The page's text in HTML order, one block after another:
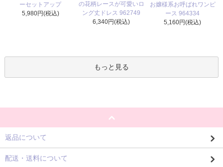
ーセットアップ
5,980円(税込)
の花柄レースが可愛いロ
ング丈ドレス 962749
6,340円(税込)
お嬢様系お呼ばれワンピ
ース 964334
5,160円(税込)
もっと見る
返品について
配送・送料について